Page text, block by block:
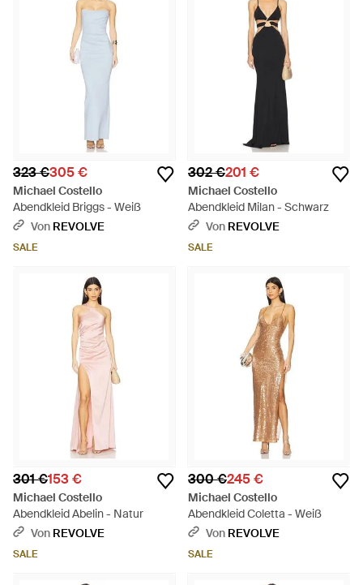
323 €305 €
Michael Costello
Abendkleid Briggs - Weiß
Von REVOLVE
SALE
302 €201 €
Michael Costello
Abendkleid Milan - Schwarz
Von REVOLVE
SALE
301 €153 €
Michael Costello
Abendkleid Abelin - Natur
Von REVOLVE
SALE
300 €245 €
Michael Costello
Abendkleid Coletta - Weiß
Von REVOLVE
SALE